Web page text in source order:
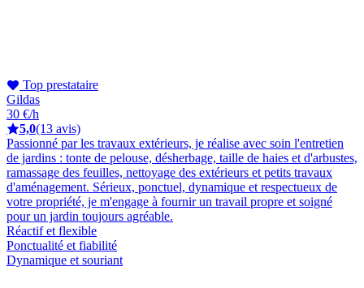
Top prestataire
Gildas
30 €/h
5,0(13 avis)
Passionné par les travaux extérieurs, je réalise avec soin l'entretien
de jardins : tonte de pelouse, désherbage, taille de haies et d'arbustes,
ramassage des feuilles, nettoyage des extérieurs et petits travaux
d'aménagement. Sérieux, ponctuel, dynamique et respectueux de
votre propriété, je m'engage à fournir un travail propre et soigné
pour un jardin toujours agréable.
Réactif et flexible
Ponctualité et fiabilité
Dynamique et souriant